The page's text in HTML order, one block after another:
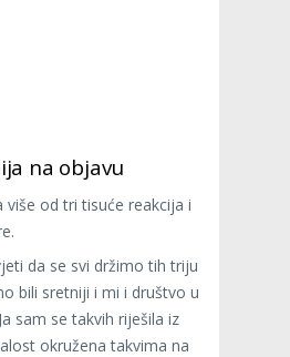
na objavu
više od tri tisuće reakcija i
da se svi držimo tih triju
bili sretniji i mi i društvo u
sam se takvih riješila iz
okružena takvima na